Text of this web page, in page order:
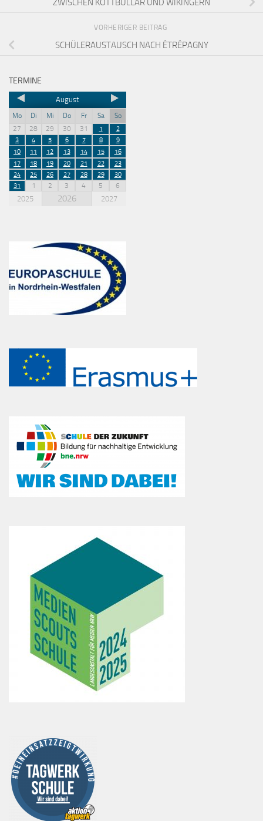
ZWISCHEN KÖTTBULLAR UND WIKINGERN
VORHERIGER BEITRAG
SCHÜLERAUSTAUSCH NACH ÉTRÉPAGNY
TERMINE
August
Mo Di Mi Do Fr Sa
So
27
28 29 30 31 1
2
3
4 5 6 7 8
9
10
11 12 13 14 15
16
17
18 19 20 21 22
23
24
25 26 27 28 29
30
31
1 2 3 4 5 6
2025 2026 2027